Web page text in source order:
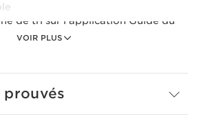
VOIR PLUS
de tri sur l’application Guide du
prouvés